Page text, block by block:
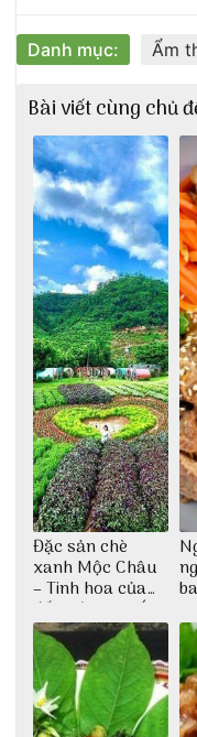
Danh mục: Ẩm
Bài viết cùng chủ
Đặc sản chè
xanh Mộc Châu
– Tinh hoa của
đất trời Tây Bắc